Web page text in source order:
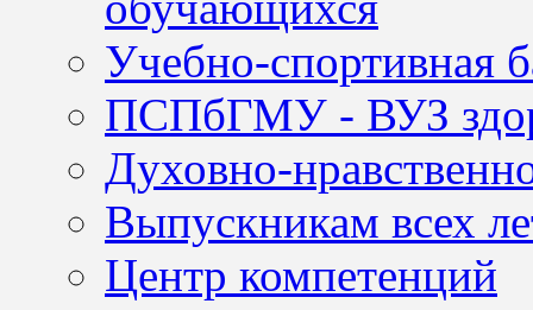
Учебно-спортивная
ПСПбГМУ - ВУЗ
Духовно-
Выпускникам всех
Центр компетенций